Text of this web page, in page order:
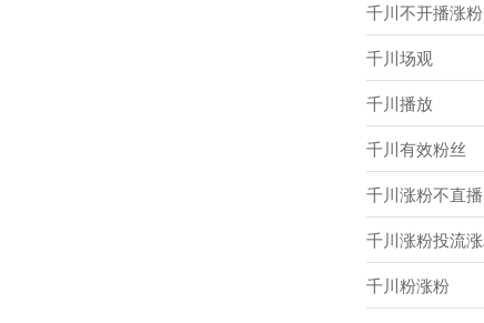
千川不开播涨粉
千川场观
千川播放
千川有效粉丝
千川涨粉不直播
千川涨粉投流
千川粉涨粉